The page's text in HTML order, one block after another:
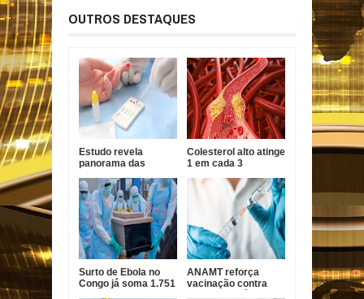
OUTROS DESTAQUES
Estudo revela
panorama das
Brasil e aponta
desafios para
eliminação até 2030
Colesterol alto atinge
1 em cada 3
evoluir sem
Surto de Ebola no
Congo já soma 1.751
ANAMT reforça
vacinação contra